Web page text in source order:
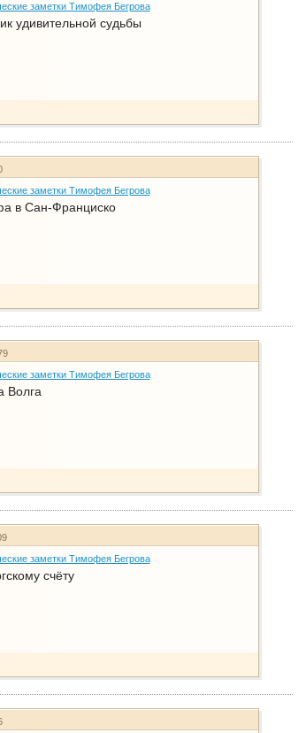
заметки Тимофея Бегрова
удивительной судьбы
заметки Тимофея Бегрова
в Сан-Франциско
заметки Тимофея Бегрова
Волга
заметки Тимофея Бегрова
счёту